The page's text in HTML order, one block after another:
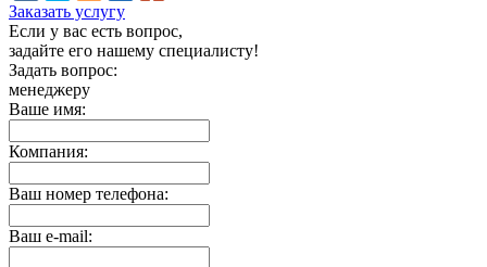
Заказать услугу
Если у вас есть вопрос,
задайте его нашему специалисту!
Задать вопрос:
менеджеру
Ваше имя:
Компания:
Ваш номер телефона:
Ваш e-mail: